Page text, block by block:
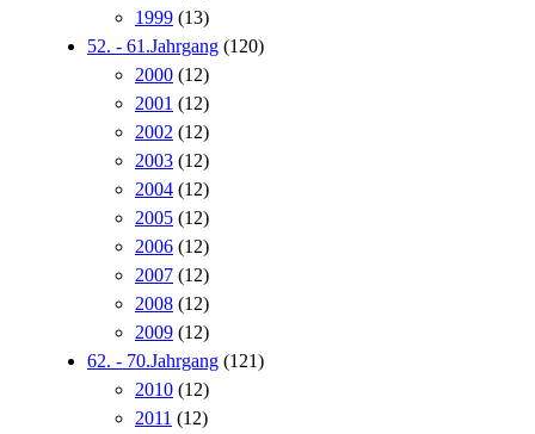
1999 (13)
52. - 61.Jahrgang (120)
2000 (12)
2001 (12)
2002 (12)
2003 (12)
2004 (12)
2005 (12)
2006 (12)
2007 (12)
2008 (12)
2009 (12)
62. - 70.Jahrgang (121)
2010 (12)
2011 (12)